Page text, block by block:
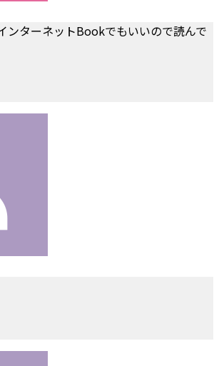
ンターネットBookでもいいので読んで